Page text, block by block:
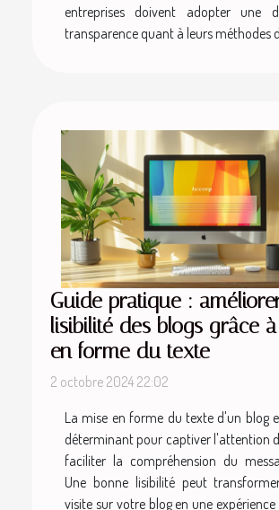
entreprises doivent adopter une
transparence quant à leurs méthodes
Guide pratique :
lisibilité des blogs grâce
en forme du texte
2 octobre 2024 22:02
La mise en forme du texte d'un blog
déterminant pour captiver l'attention
faciliter la compréhension du
Une bonne lisibilité peut
visite sur votre blog en une